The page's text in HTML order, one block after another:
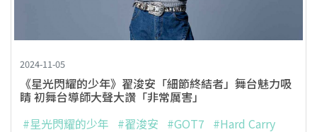
2024-11-05
《星光閃耀的少年》翟浚安「細節終結者」舞台魅力吸
睛 初舞台導師大聲大讚「非常厲害」
#星光閃耀的少年 #翟浚安 #GOT7 #Hard Carry